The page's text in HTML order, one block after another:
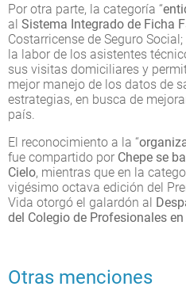
Por otra parte, la categoría “
al Sistema Integrado de Ficha
Costarricense de Seguro
la labor de los asistentes
sus visitas domiciliares y
mejor manejo de los datos de
estrategias, en busca de
país.
El reconocimiento a la “
fue compartido por Chepe se
Cielo, mientras que en la
vigésimo octava edición del
Vida otorgó el galardón al
del Colegio de Profesionales
Otras menciones